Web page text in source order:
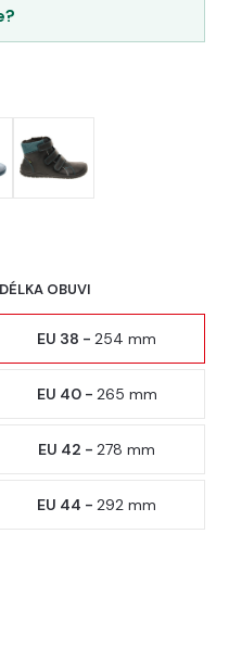
OBUVI
EU 38 -254 mm
EU 40 - 265 mm
EU 42 -278 mm
EU 44 -292 mm